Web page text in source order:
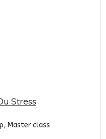
Stress
, Master class